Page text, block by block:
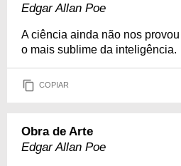
Edgar Allan Poe
A ciência ainda não nos
o mais sublime da inteligência.
COPIAR
Obra de Arte
Edgar Allan Poe